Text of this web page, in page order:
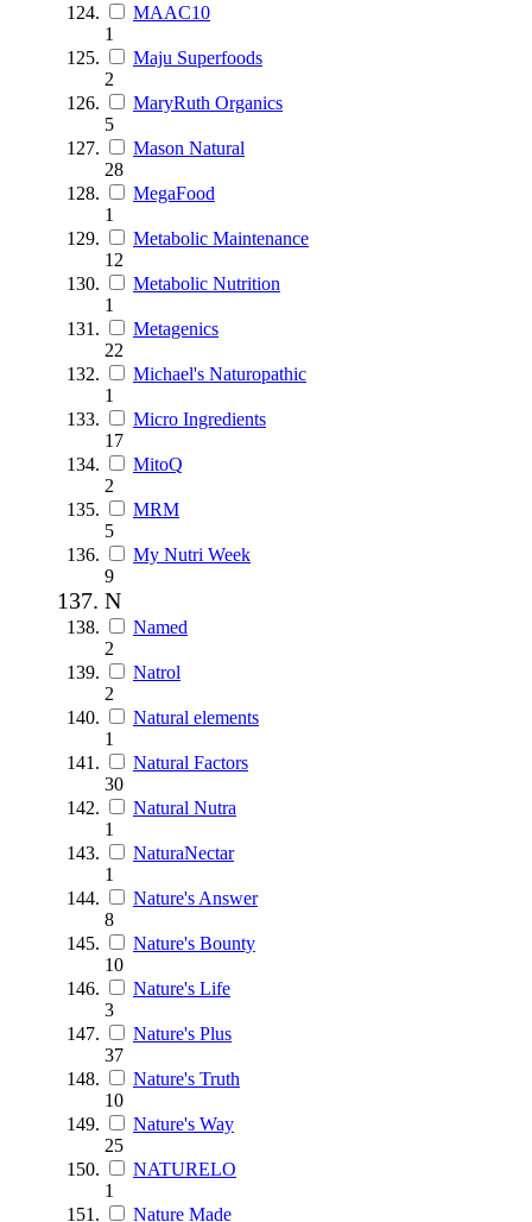
MAAC10
1
Maju Superfoods
2
MaryRuth Organics
5
Mason Natural
28
MegaFood
1
Metabolic Maintenance
12
Metabolic Nutrition
1
Metagenics
22
Michael's Naturopathic
1
Micro Ingredients
17
MitoQ
2
MRM
5
My Nutri Week
9
N
Named
2
Natrol
2
Natural elements
1
Natural Factors
30
Natural Nutra
1
NaturaNectar
1
Nature's Answer
8
Nature's Bounty
10
Nature's Life
3
Nature's Plus
37
Nature's Truth
10
Nature's Way
25
NATURELO
1
Nature Made